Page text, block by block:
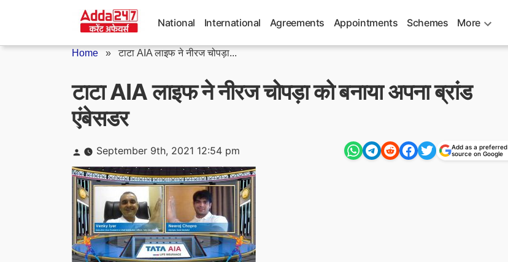
National International Agreements Appointments Schemes More
Home »टाटा AIA लाइफ ने नीरज चोपड़ा...
टाटा AIA लाइफ ने नीरज चोपड़ा को बनाया अपना ब्रांड
एंबेसडर
Posted
by
September 9th, 2021 12:54 pm
Add as a preferred
source on Google